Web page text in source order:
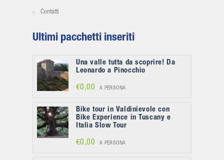
Contatti
Ultimi pacchetti inseriti
Una valle tutta da scoprire! Da
Leonardo a Pinocchio
€0,00 A PERSONA
Bike tour in Valdinievole con
Bike Experience in Tuscany e
Italia Slow Tour
€0,00 A PERSONA